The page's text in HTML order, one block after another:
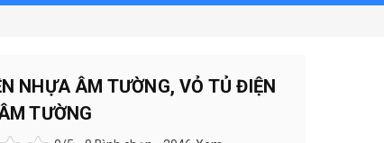
NHỰA ÂM TƯỜNG, VỎ TỦ ĐIỆN
TƯỜNG